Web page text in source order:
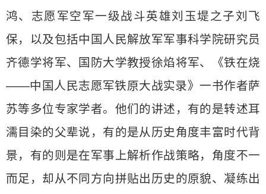
鸿、志愿军空军一级战斗英雄刘玉堤之子刘飞
保，以及包括中国人民解放军军事科学院研究员
齐德学将军、国防大学教授徐焰将军、《铁在烧
——中国人民志愿军铁原大战实录》一书作者萨
苏等多位专家学者。他们的讲述，有的是转述耳
濡目染的父辈说，有的是从历史角度丰富时代背
景，有的则是在军事上解析作战策略，角度不一
而足，却从不同方向拼贴出历史的原貌、凝练出